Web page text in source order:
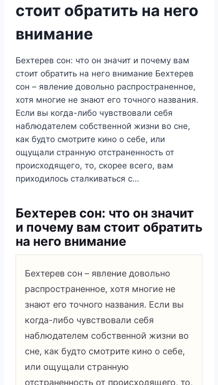
стоит обратить на него
внимание
Бехтерев сон: что он значит и почему вам
стоит обратить на него внимание Бехтерев
сон – явление довольно распространенное,
хотя многие не знают его точного названия.
Если вы когда-либо чувствовали себя
наблюдателем собственной жизни во сне,
как будто смотрите кино о себе, или
ощущали странную отстраненность от
происходящего, то, скорее всего, вам
приходилось сталкиваться с…
Бехтерев сон: что он значит
и почему вам стоит обратить
на него внимание
Бехтерев сон – явление довольно
распространенное, хотя многие не
знают его точного названия. Если вы
когда-либо чувствовали себя
наблюдателем собственной жизни во
сне, как будто смотрите кино о себе,
или ощущали странную
отстраненность от происходящего, то,